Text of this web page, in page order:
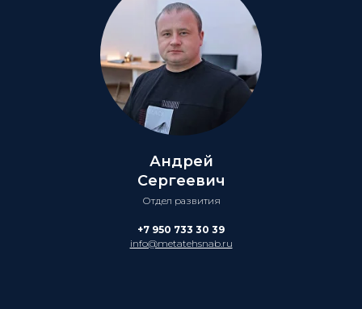
Андрей
Сергеевич
Отдел развития
+7 950 733 30 39
info@metatehsnab.ru